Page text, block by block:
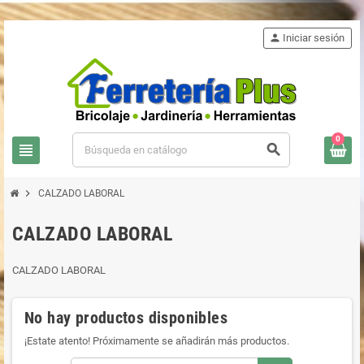
view_headline search
person Iniciar sesión
0
chevron_right CALZADO LABORAL
CALZADO LABORAL
CALZADO LABORAL
No hay productos disponibles
¡Estate atento! Próximamente se añadirán más productos.